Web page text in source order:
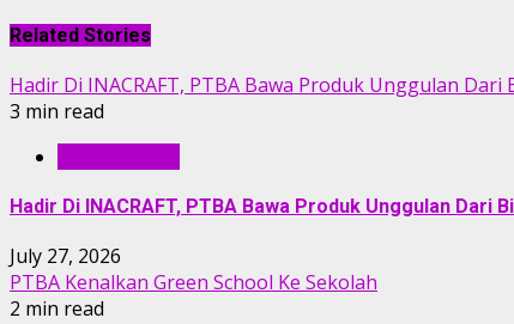
Related Stories
Hadir Di INACRAFT, PTBA Bawa Produk Unggulan Dari
3 min read
Hadir Di INACRAFT, PTBA Bawa Produk Unggulan Dari
July 27, 2026
PTBA Kenalkan Green School Ke Sekolah
2 min read